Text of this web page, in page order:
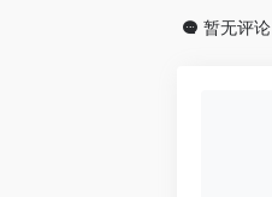
暂无评论